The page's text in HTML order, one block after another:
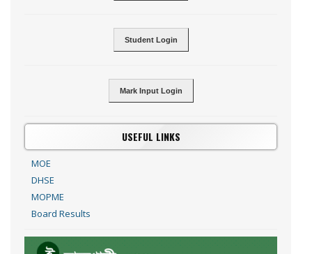
Student Login
Mark Input Login
USEFUL LINKS
MOE
DHSE
MOPME
Board Results